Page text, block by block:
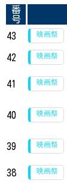
番
号
43
42
41
40
39
38